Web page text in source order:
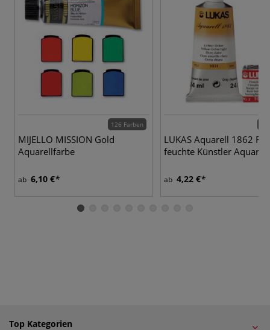
126 Farben
MIJELLO MISSION Gold
Aquarellfarbe
ab 6,10 €
LUKAS Aquarell 1862
feuchte Künstler
ab 4,22 €
Top Kategorien